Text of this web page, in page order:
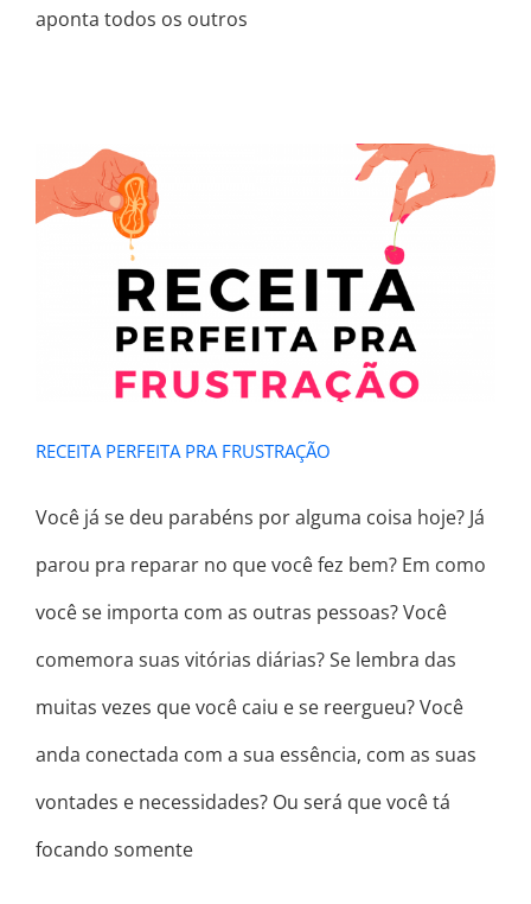
aponta todos os outros
RECEITA PERFEITA PRA FRUSTRAÇÃO
RECEITA PERFEITA PRA FRUSTRAÇÃO
Você já se deu parabéns por alguma coisa hoje? Já
parou pra reparar no que você fez bem? Em como
você se importa com as outras pessoas? Você
comemora suas vitórias diárias? Se lembra das
muitas vezes que você caiu e se reergueu? Você
anda conectada com a sua essência, com as suas
vontades e necessidades? Ou será que você tá
focando somente